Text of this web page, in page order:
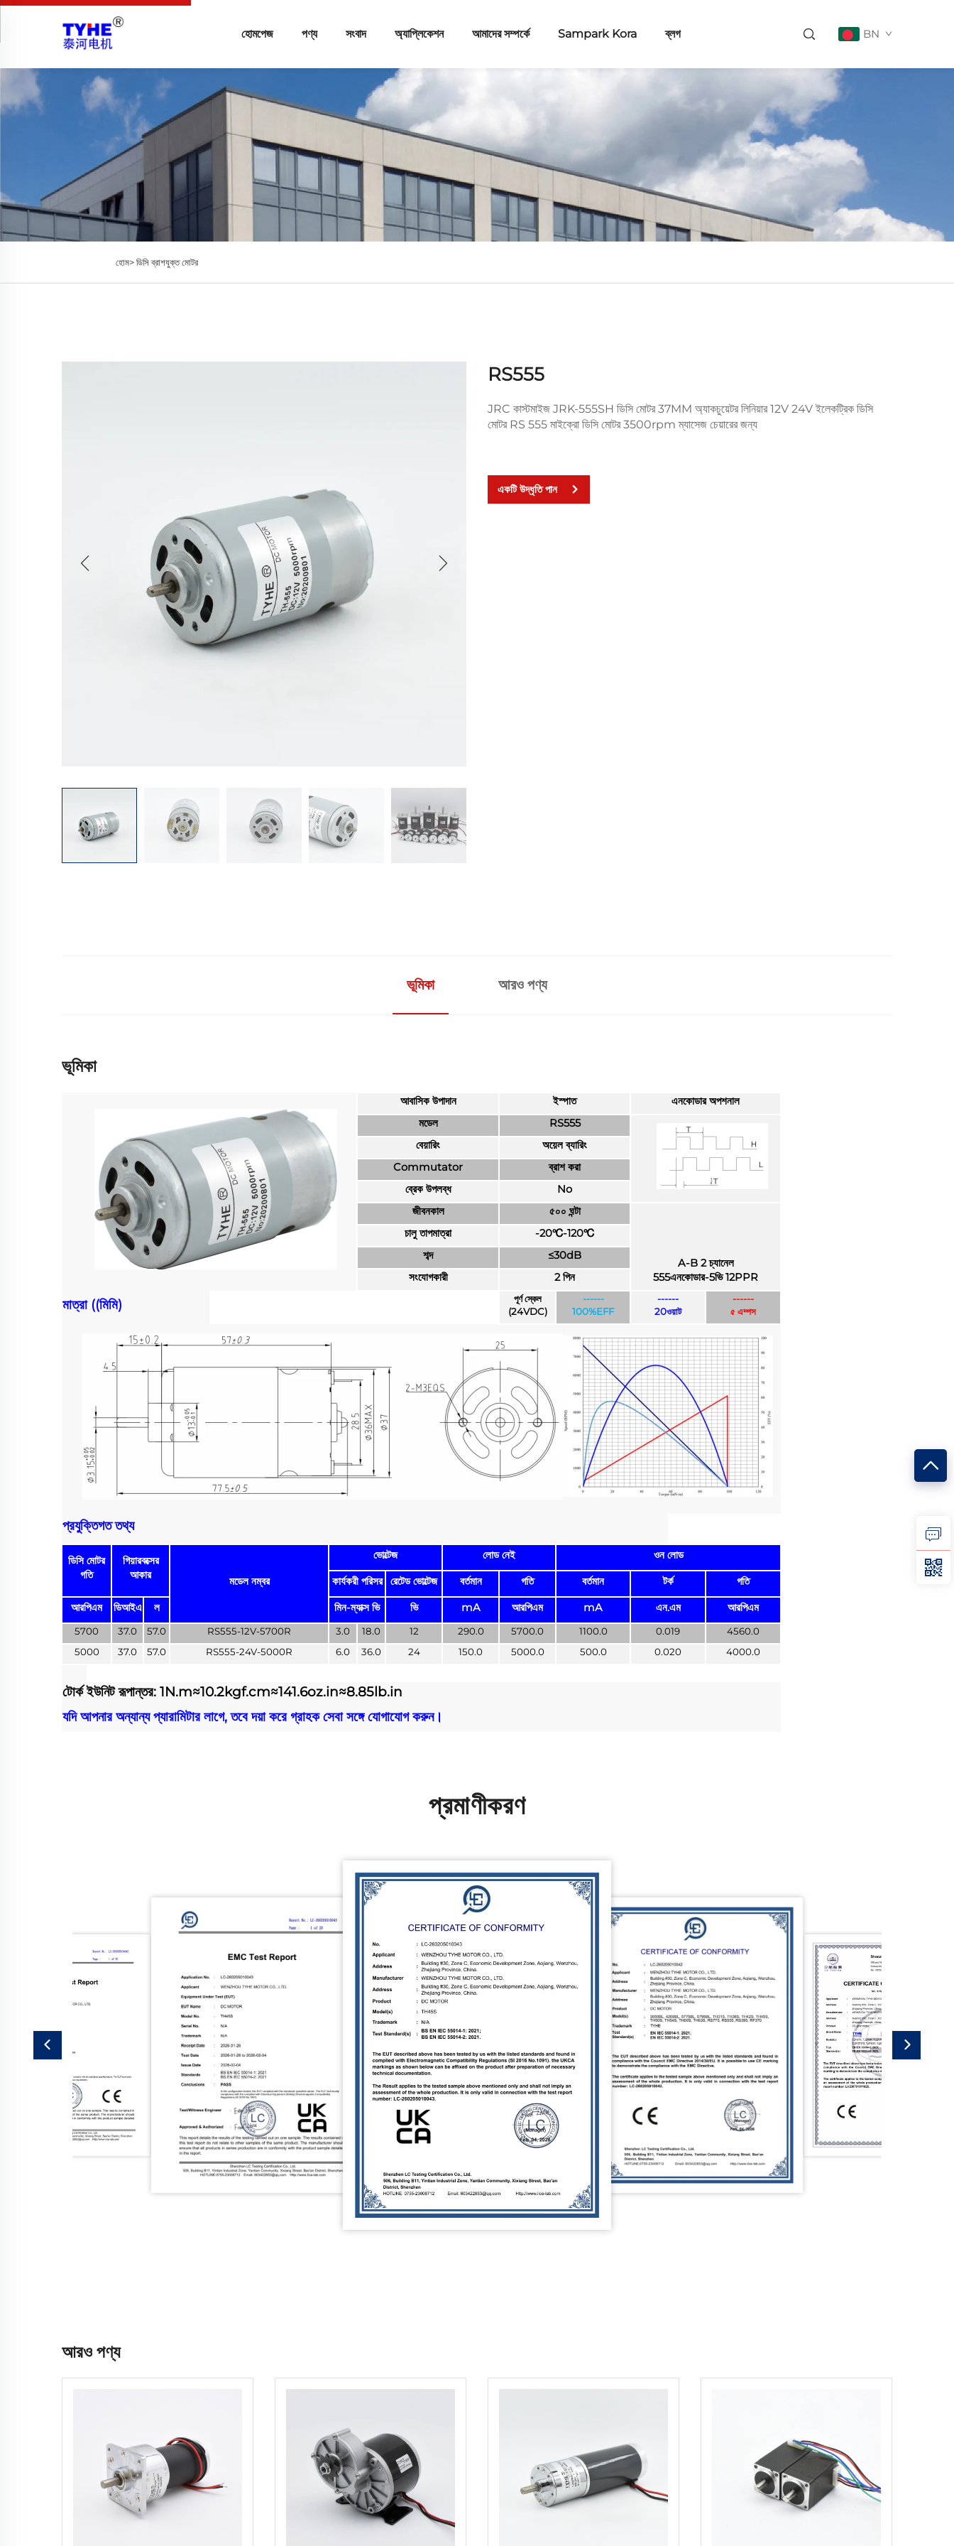
হোমপেজ পণ্য সংবাদ অ্যাপ্লিকেশন আমাদের সম্পর্কে Sampark Kora ব্লগ BN
হোম>ডিসি ব্রাশযুক্ত মোটর
RS555
JRC কাস্টমাইজ JRK-555SH ডিসি মোটর 37MM অ্যাকচুয়েটর লিনিয়ার 12V 24V ইলেকট্রিক ডিসি
মোটর RS 555 মাইক্রো ডিসি মোটর 3500rpm ম্যাসেজ চেয়ারের জন্য
একটি উদ্ধৃতি পান
ভূমিকা আরও পণ্য
ভূমিকা
আবাসিক উপাদান ইস্পাত
এনকোডার অপশনাল
মডেল
RS555
বেয়ারিং
অয়েল ব্যারিং
Commutator
ব্রাশ করা
ব্রেক উপলব্ধ
No
জীবনকাল
৫০০ ঘন্টা
A-B 2 চ্যানেল
555এনকোডার-5ভি 12PPR
চালু তাপমাত্রা -20℃-120℃
শব্দ
≤30dB
সংযোগকারী
2 পিন
মাত্রা ((মিমি)
পূর্ণ স্কেল
(24VDC)
------
100%EFF
------
20ওয়াট
------
৫ এম্পস
প্রযুক্তিগত তথ্য
ডিসি মোটর
গতি
গিয়ারবক্সের
আকার
মডেল নম্বর
ভোল্টেজ লোড নেই ওন লোড
কার্যকরী পরিসর রেটেড ভোল্টেজ বর্তমান গতি বর্তমান টর্ক গতি
আরপিএম ডিআইএ ল মিন-ম্যাক্স ভি ভি mA আরপিএম mA এন.এম আরপিএম
5700 37.0 57.0 RS555-12V-5700R 3.0 18.0 12 290.0 5700.0 1100.0 0.019
4560.0
5000
37.0 57.0 RS555-24V-5000R 6.0 36.0 24 150.0 5000.0 500.0 0.020 4000.0
টোর্ক ইউনিট রূপান্তর: 1N.m≈10.2kgf.cm≈141.6oz.in≈8.85lb.in
যদি আপনার অন্যান্য প্যারামিটার লাগে, তবে দয়া করে গ্রাহক সেবা সঙ্গে যোগাযোগ করুন।
প্রমাণীকরণ
আরও পণ্য